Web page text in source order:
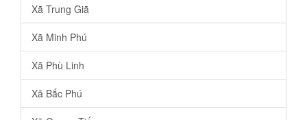
Xã Trung Giã
Xã Minh Phú
Xã Phù Linh
Xã Bắc Phú